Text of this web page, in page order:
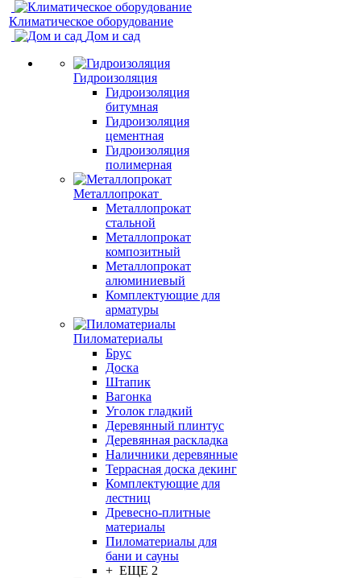
Климатическое оборудование
Дом и сад
Гидроизоляция
Гидроизоляция
битумная
Гидроизоляция
цементная
Гидроизоляция
полимерная
Металлопрокат
Металлопрокат
стальной
Металлопрокат
композитный
Металлопрокат
алюминиевый
Комплектующие для
арматуры
Пиломатериалы
Брус
Доска
Штапик
Вагонка
Уголок гладкий
Деревянный плинтус
Деревянная раскладка
Наличники деревянные
Террасная доска декинг
Комплектующие для
лестниц
Древесно-плитные
материалы
Пиломатериалы для
бани и сауны
+ ЕЩЕ 2